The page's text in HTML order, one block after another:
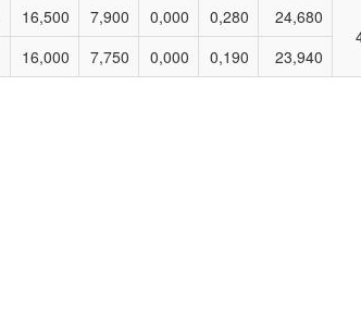
16,500 7,900 0,000 0,280
24,680
16,000 7,750 0,000 0,190 23,940